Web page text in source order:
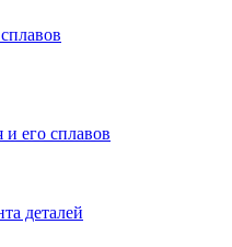
его сплавов
деталей